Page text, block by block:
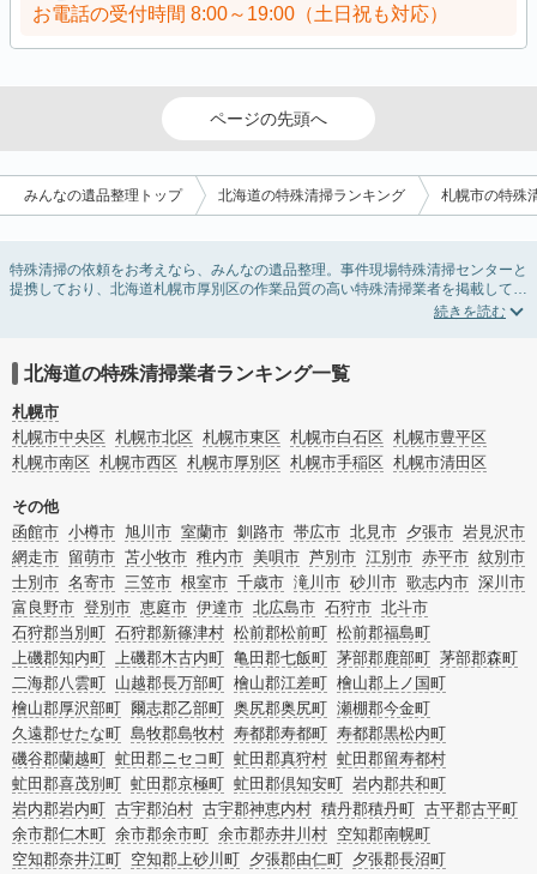
お電話の受付時間 8:00～19:00（土日祝も対応）
ページの先頭へ
みんなの遺品整理トップ 北海道の特殊清掃ランキング 札幌市の特殊
特殊清掃の依頼をお考えなら、みんなの遺品整理。事件現場特殊清掃センターと
提携しており、北海道札幌市厚別区の作業品質の高い特殊清掃業者を掲載してい
ます。孤独死・孤立死に伴う不用品の処分・回収・引き取りから、事件・事故・
合はリフォームによる原状回復・オゾン脱臭機による腐敗臭などの臭いの脱臭・
消臭サービスなど絞り込み条件を利用し検索してみましょう。
また故人のご遺族だけでなく不動産管理会社様やオーナー様(賃貸家主様)、行政
のご担当者様でも相談できます。
北海道の特殊清掃業者ランキング一覧
札幌市
札幌市中央区 札幌市北区 札幌市東区 札幌市白石区 札幌市豊平区
札幌市南区 札幌市西区 札幌市厚別区 札幌市手稲区 札幌市清田区
その他
函館市 小樽市 旭川市 室蘭市 釧路市 帯広市 北見市 夕張市 岩見沢市
網走市 留萌市 苫小牧市 稚内市 美唄市 芦別市 江別市 赤平市 紋別市
士別市 名寄市 三笠市 根室市 千歳市 滝川市 砂川市 歌志内市 深川市
富良野市 登別市 恵庭市 伊達市 北広島市 石狩市 北斗市
石狩郡当別町 石狩郡新篠津村 松前郡松前町 松前郡福島町
上磯郡知内町 上磯郡木古内町 亀田郡七飯町 茅部郡鹿部町 茅部郡森町
二海郡八雲町 山越郡長万部町 檜山郡江差町 檜山郡上ノ国町
檜山郡厚沢部町 爾志郡乙部町 奥尻郡奥尻町 瀬棚郡今金町
久遠郡せたな町 島牧郡島牧村 寿都郡寿都町 寿都郡黒松内町
磯谷郡蘭越町 虻田郡ニセコ町 虻田郡真狩村 虻田郡留寿都村
虻田郡喜茂別町 虻田郡京極町 虻田郡倶知安町 岩内郡共和町
岩内郡岩内町 古宇郡泊村 古宇郡神恵内村 積丹郡積丹町 古平郡古平町
余市郡仁木町 余市郡余市町 余市郡赤井川村 空知郡南幌町
空知郡奈井江町 空知郡上砂川町 夕張郡由仁町 夕張郡長沼町